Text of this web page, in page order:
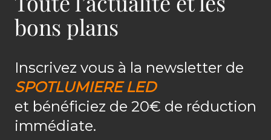
bons plans
Inscrivez vous à la newsletter de
SPOTLUMIERE LED
et bénéficiez de 20€ de réduction
immédiate.